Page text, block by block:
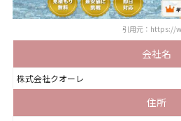
引用元：https://
会社名
株式会社クオーレ
住所